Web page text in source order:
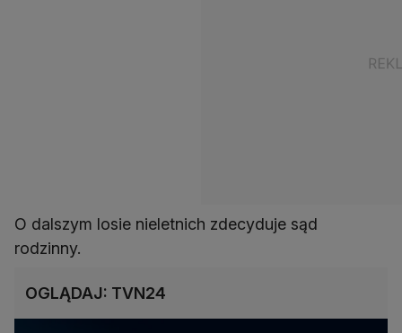
O dalszym losie nieletnich zdecyduje sąd
rodzinny.
OGLĄDAJ: TVN24